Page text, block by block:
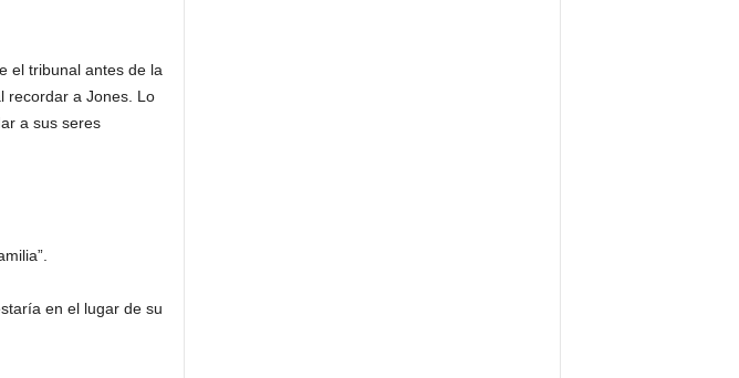
el tribunal antes de la
recordar a Jones. Lo
a sus seres
en el lugar de su